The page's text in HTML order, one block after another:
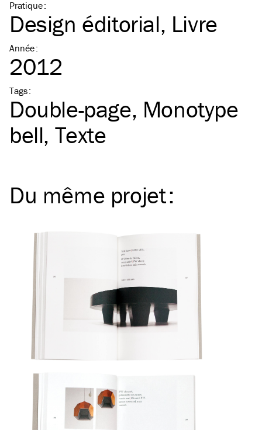
Pratique:
Design éditorial Livre
Année:
2012
Tags:
Double-page Monotype
bell Texte
Du même projet: